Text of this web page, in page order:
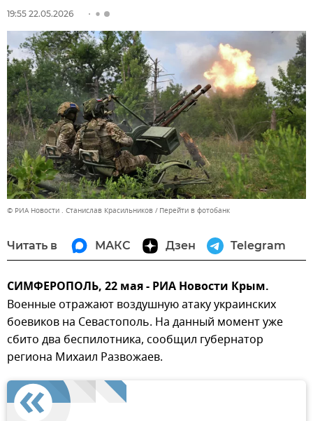
19:55 22.05.2026
© РИА Новости . Станислав Красильников Перейти в фотобанк
Читать в МАКС Дзен Telegram
СИМФЕРОПОЛЬ, 22 мая - РИА Новости Крым.
Военные отражают воздушную атаку украинских
боевиков на Севастополь. На данный момент уже
сбито два беспилотника, сообщил губернатор
региона Михаил Развожаев.